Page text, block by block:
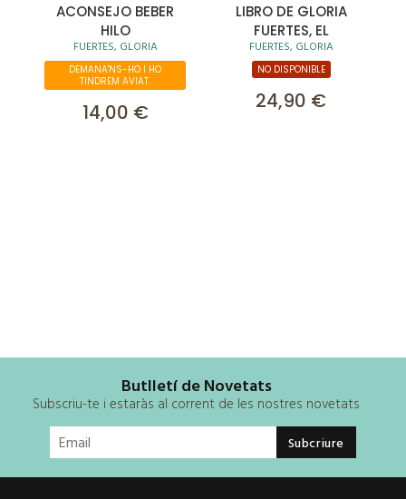
ACONSEJO BEBER
HILO
FUERTES, GLORIA
DEMANA'NS-HO I HO
TINDREM AVIAT.
14,00 €
LIBRO DE GLORIA
FUERTES, EL
FUERTES, GLORIA
NO DISPONIBLE
24,90 €
Butlletí de Novetats
Subscriu-te i estaràs al corrent de les nostres novetats